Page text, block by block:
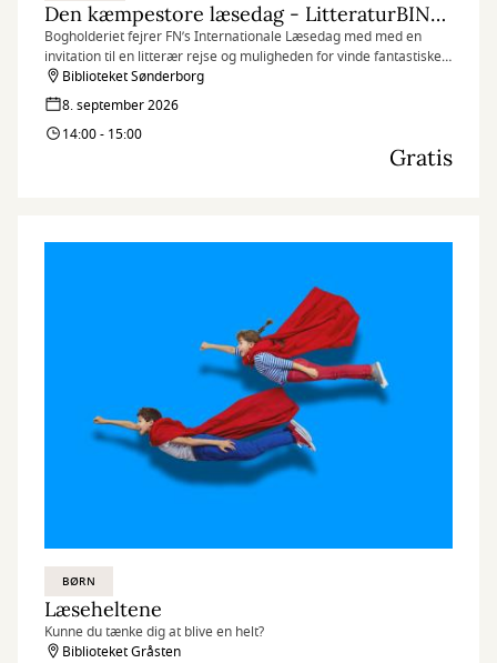
Den kæmpestore læsedag - LitteraturBINGO
Bogholderiet fejrer FN’s Internationale Læsedag med med en
invitation til en litterær rejse og muligheden for vinde fantastiske
præmier ved at lytte og krydse af på din bingoplade!
Biblioteket Sønderborg
8. september 2026
14:00 - 15:00
Gratis
BØRN
Læseheltene
Kunne du tænke dig at blive en helt?
Biblioteket Gråsten